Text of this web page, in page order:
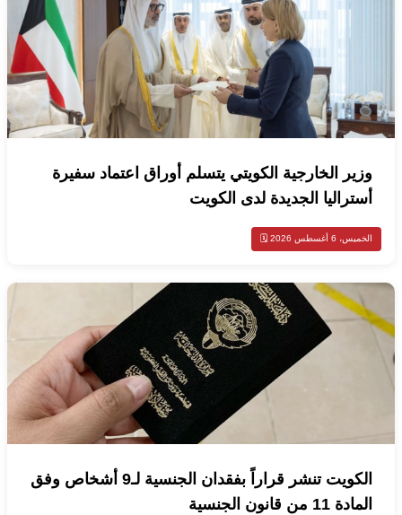
وزير الخارجية الكويتي يتسلم أوراق اعتماد سفيرة
أستراليا الجديدة لدى الكويت
الخميس، 6 أغسطس 2026 🗓️
الكويت تنشر قراراً بفقدان الجنسية لـ9 أشخاص وفق
المادة 11 من قانون الجنسية